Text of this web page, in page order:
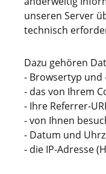
unseren Server
technisch
Dazu gehören
- Browsertyp
- das von Ihrem
- Ihre Referrer-
- von Ihnen
- Datum und
- die IP-Adresse